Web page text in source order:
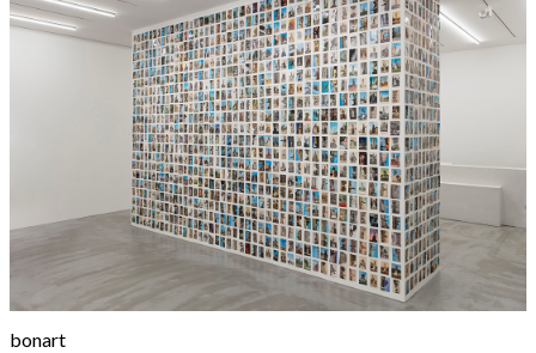
bonart